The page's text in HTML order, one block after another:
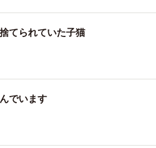
てられていた子猫
でいます